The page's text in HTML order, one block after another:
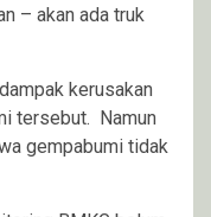
– akan ada truk
kerusakan
tersebut. Namun
gempabumi tidak